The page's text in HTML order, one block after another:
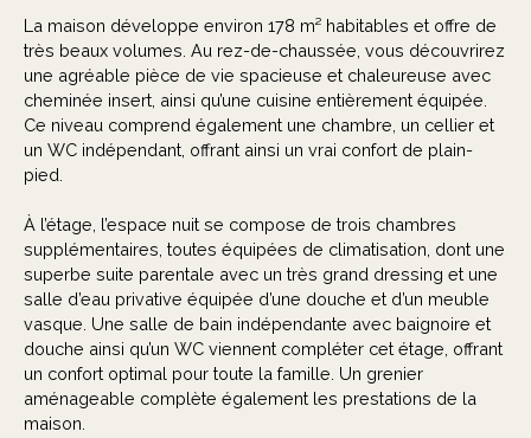
La maison développe environ 178 m² habitables et offre de
très beaux volumes. Au rez-de-chaussée, vous découvrirez
une agréable pièce de vie spacieuse et chaleureuse avec
cheminée insert, ainsi qu’une cuisine entièrement équipée.
Ce niveau comprend également une chambre, un cellier et
un WC indépendant, offrant ainsi un vrai confort de plain-
pied.
À l’étage, l’espace nuit se compose de trois chambres
supplémentaires, toutes équipées de climatisation, dont une
superbe suite parentale avec un très grand dressing et une
salle d’eau privative équipée d’une douche et d’un meuble
vasque. Une salle de bain indépendante avec baignoire et
douche ainsi qu’un WC viennent compléter cet étage, offrant
un confort optimal pour toute la famille. Un grenier
aménageable complète également les prestations de la
maison.